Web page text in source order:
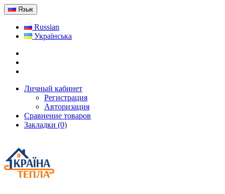
Язык
Russian
Українська
Личный кабинет
Регистрация
Авторизация
Сравнение товаров
Закладки (0)